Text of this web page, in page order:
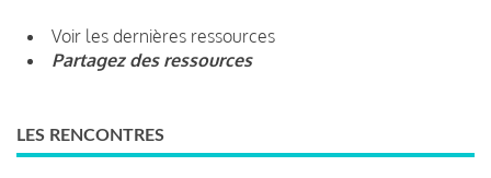
Voir les dernières ressources
Partagez des ressources
LES RENCONTRES